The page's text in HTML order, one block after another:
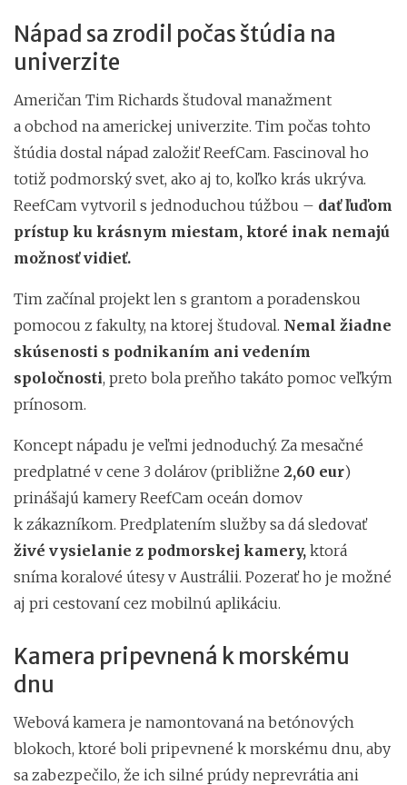
Nápad sa zrodil počas štúdia na
univerzite
Američan Tim Richards študoval manažment
a obchod na americkej univerzite. Tim počas tohto
štúdia dostal nápad založiť ReefCam. Fascinoval ho
totiž podmorský svet, ako aj to, koľko krás ukrýva.
ReefCam vytvoril s jednoduchou túžbou – dať ľuďom
prístup ku krásnym miestam, ktoré inak nemajú
možnosť vidieť.
Tim začínal projekt len s grantom a poradenskou
pomocou z fakulty, na ktorej študoval. Nemal žiadne
skúsenosti s podnikaním ani vedením
spoločnosti, preto bola preňho takáto pomoc veľkým
prínosom.
Koncept nápadu je veľmi jednoduchý. Za mesačné
predplatné v cene 3 dolárov (približne 2,60 eur)
prinášajú kamery ReefCam oceán domov
k zákazníkom. Predplatením služby sa dá sledovať
živé vysielanie z podmorskej kamery, ktorá
sníma koralové útesy v Austrálii. Pozerať ho je možné
aj pri cestovaní cez mobilnú aplikáciu.
Kamera pripevnená k morskému
dnu
Webová kamera je namontovaná na betónových
blokoch, ktoré boli pripevnené k morskému dnu, aby
sa zabezpečilo, že ich silné prúdy neprevrátia ani